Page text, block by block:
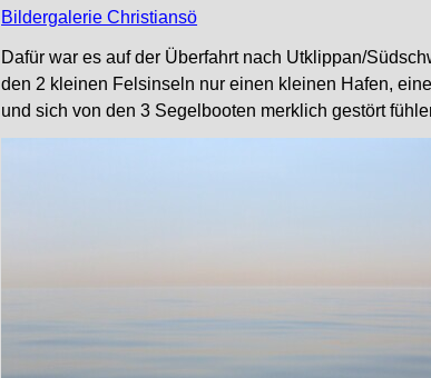
Bildergalerie Christiansö
Dafür war es auf der Überfahrt nach Utklippan/
den 2 kleinen Felsinseln nur einen kleinen Hafen,
und sich von den 3 Segelbooten merklich gestört